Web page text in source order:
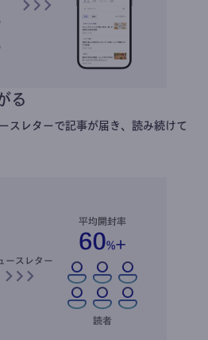
る
スレターで記事が届き、読み続けて